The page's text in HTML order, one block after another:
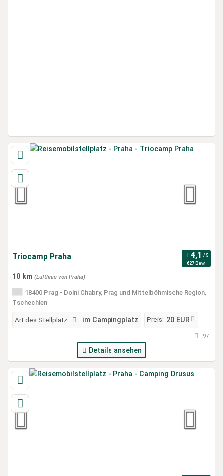
Triocamp Praha
627 Bew.
10 km (Luftlinie von Praha)
18400 Prag - Dolni Chabry, Prag und Mittelböhmische Region,
Tschechien
Art des Stellplatz: im Campingplatz Preis: 20 EUR
97
Details ansehen